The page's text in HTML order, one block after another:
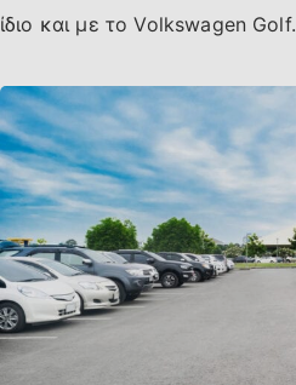
ίδιο και με το Volkswagen Golf.